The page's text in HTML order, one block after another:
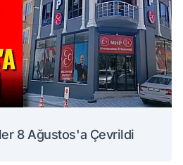
8 Ağustos'a Çevrildi